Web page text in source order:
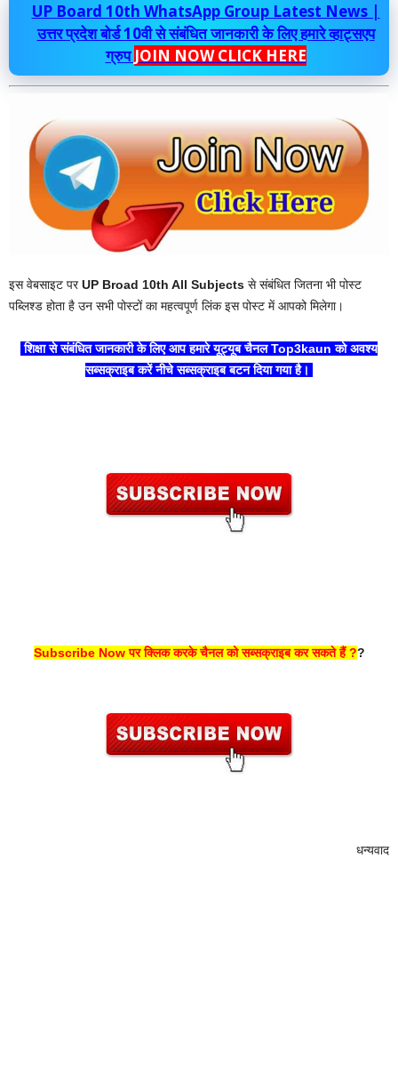
UP Board 10th WhatsApp Group Latest News |
उत्तर प्रदेश बोर्ड 10वी से संबंधित जानकारी के लिए हमारे व्हाट्सएप
ग्रुप JOIN NOW CLICK HERE
इस वेबसाइट परUP Broad 10th All Subjects से संबंधित जितना भी पोस्ट
पब्लिश्ड होता है उन सभी पोस्टों का महत्वपूर्ण लिंक इस पोस्ट में आपको मिलेगा।
शिक्षा से संबंधित जानकारी के लिए आप हमारे यूट्यूब चैनल Top3kaun को अवश्य
सब्सक्राइब करें नीचे सब्सक्राइब बटन दिया गया है।
Subscribe Now पर क्लिक करके चैनल को सब्सक्राइब कर सकते हैं ??
धन्यवाद